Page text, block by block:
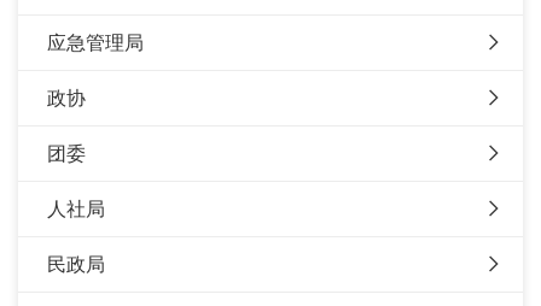
应急管理局
政协
团委
人社局
民政局